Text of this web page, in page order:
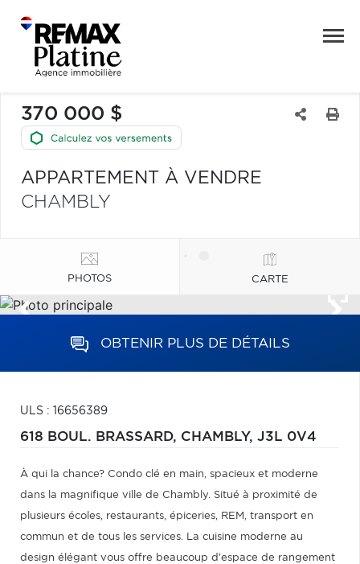
370 000 $
APPARTEMENT À VENDRE
CHAMBLY
PHOTOS CARTE
OBTENIR PLUS DE DÉTAILS
ULS : 16656389
618 BOUL. BRASSARD, CHAMBLY, J3L 0V4
À qui la chance? Condo clé en main, spacieux et moderne
dans la magnifique ville de Chambly. Situé à proximité de
plusieurs écoles, restaurants, épiceries, REM, transport en
commun et de tous les services. La cuisine moderne au
design élégant vous offre beaucoup d'espace de rangement